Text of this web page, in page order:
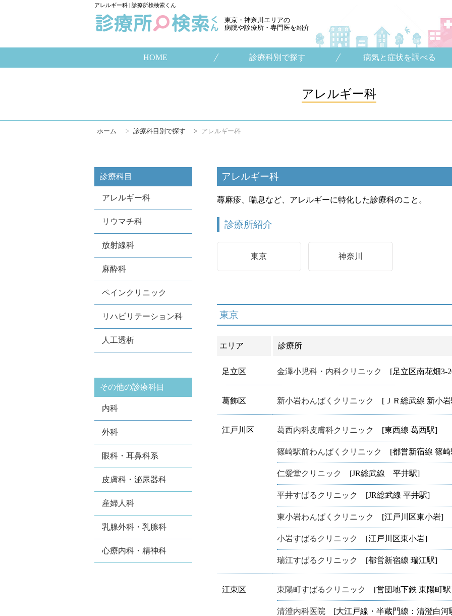
アレルギー科 | 診療所検検索くん
東京・神奈川エリアの
病院や診療所・専門医を紹介
HOME 診療科別で探す 病気と症状を調べる
アレルギー科
ホーム > 診療科目別で探す > アレルギー科
診療科目
アレルギー科
リウマチ科
放射線科
麻酔科
ペインクリニック
リハビリテーション科
人工透析
その他の診療科目
内科
外科
眼科・耳鼻科系
皮膚科・泌尿器科
産婦人科
乳腺外科・乳腺科
心療内科・精神科
アレルギー科
蕁麻疹、喘息など、アレルギーに特化した診療科のこと。
診療所紹介
東京 神奈川
東京
エリア 診療所
足立区 金澤小児科・内科クリニック [足立区南花畑3-
葛飾区 新小岩わんぱくクリニック [ＪＲ総武線 新小岩
江戸川区 葛西内科皮膚科クリニック [東西線 葛西駅]
篠崎駅前わんぱくクリニック [都営新宿線 篠崎
仁愛堂クリニック [JR総武線 平井駅]
平井すばるクリニック [JR総武線 平井駅]
東小岩わんぱくクリニック [江戸川区東小岩]
小岩すばるクリニック [江戸川区東小岩]
瑞江すばるクリニック [都営新宿線 瑞江駅]
江東区 東陽町すばるクリニック [営団地下鉄 東陽町
清澄内科医院 [大江戸線・半蔵門線：清澄白河